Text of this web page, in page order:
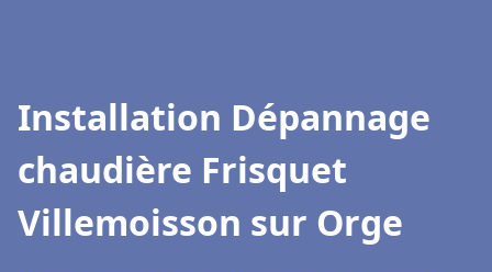
Installation Dépannage
chaudière Frisquet
Villemoisson sur Orge